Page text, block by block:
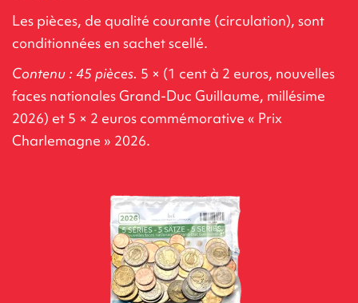
Les pièces, de qualité courante (circulation), sont
conditionnées en sachet scellé.
Contenu : 45 pièces. 5 × (1 cent à 2 euros, nouvelles
faces nationales Grand-Duc Guillaume, millésime
2026) et 5 × 2 euros commémorative « Prix
Charlemagne » 2026.